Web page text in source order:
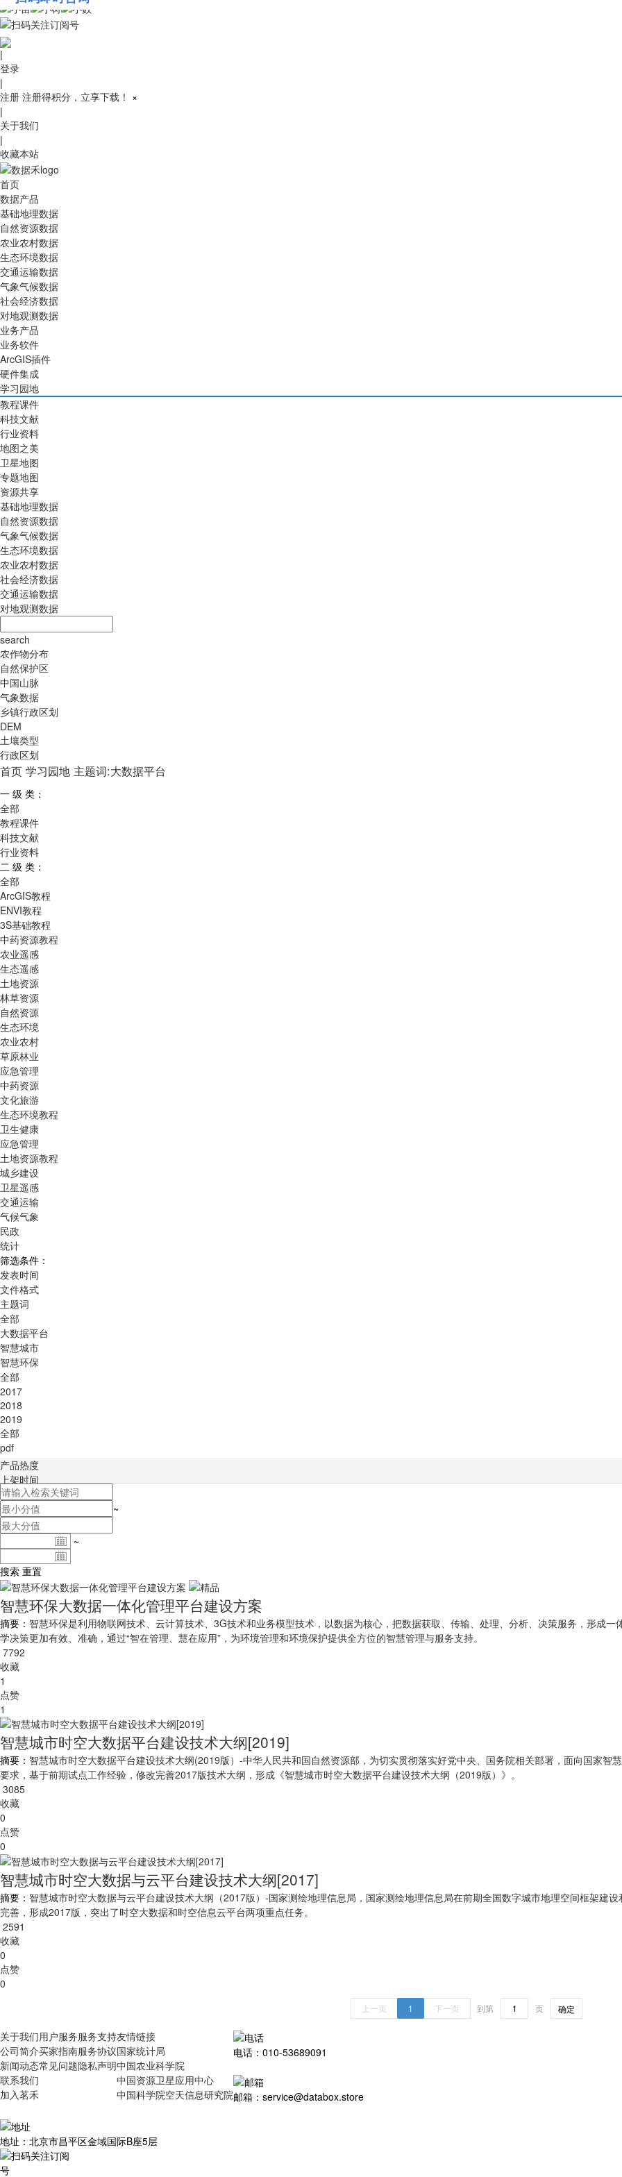
010-53689091
|
登录
|
注册 注册得积分，立享下载！ ×
|
关于我们
|
收藏本站
首页
数据产品
基础地理数据
自然资源数据
农业农村数据
生态环境数据
交通运输数据
气象气候数据
社会经济数据
对地观测数据
业务产品
业务软件
ArcGIS插件
硬件集成
学习园地
教程课件
科技文献
行业资料
地图之美
卫星地图
专题地图
资源共享
基础地理数据
自然资源数据
气象气候数据
生态环境数据
农业农村数据
社会经济数据
交通运输数据
对地观测数据
search
农作物分布
自然保护区
中国山脉
气象数据
乡镇行政区划
DEM
土壤类型
行政区划
首页 学习园地 主题词:大数据平台
一 级 类：
全部
教程课件
科技文献
行业资料
二 级 类：
全部
ArcGIS教程
ENVI教程
3S基础教程
中药资源教程
农业遥感
生态遥感
土地资源
林草资源
自然资源
生态环境
农业农村
草原林业
应急管理
中药资源
文化旅游
生态环境教程
卫生健康
应急管理
土地资源教程
城乡建设
卫星遥感
交通运输
气候气象
民政
统计
筛选条件：
发表时间
文件格式
主题词
全部
大数据平台
智慧城市
智慧环保
全部
2017
2018
2019
全部
pdf
产品热度
上架时间
积分排序
~
~
搜索 重置
智慧环保大数据一体化管理平台建设方案
摘要： 智慧环保是利用物联网技术、云计算技术、3G技术和业务模型技术，以数据为核心，把数据获取、传输、处理、分析、决策服务，形成
学决策更加有效、准确，通过“智在管理、慧在应用”，为环境管理和环境保护提供全方位的智慧管理与服务支持。
7792
收藏
1
点赞
1
智慧城市时空大数据平台建设技术大纲[2019]
摘要： 智慧城市时空大数据平台建设技术大纲(2019版）-中华人民共和国自然资源部，为切实贯彻落实好党中央、国务院相关部署，面向国家
要求，基于前期试点工作经验，修改完善2017版技术大纲，形成《智慧城市时空大数据平台建设技术大纲（2019版）》。
3085
收藏
0
点赞
0
智慧城市时空大数据与云平台建设技术大纲[2017]
摘要： 智慧城市时空大数据与云平台建设技术大纲（2017版）-国家测绘地理信息局，国家测绘地理信息局在前期全国数字城市地理空间框架建
完善，形成2017版，突出了时空大数据和时空信息云平台两项重点任务。
2591
收藏
0
点赞
0
上一页 1 下一页 到第 页 确定
关于我们
公司简介
新闻动态
联系我们
加入茗禾
用户服务
买家指南
常见问题
服务支持
服务协议
隐私声明
友情链接
国家统计局
中国农业科学院
中国资源卫星应用中心
中国科学院空天信息研究院
电话：010-53689091
邮箱：service@databox.store
地址：北京市昌平区金域国际B座5层